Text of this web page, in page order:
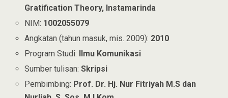
Gratification Theory, Instamarinda
NIM: 1002055079
Angkatan (tahun masuk, mis. 2009): 2010
Program Studi: Ilmu Komunikasi
Sumber tulisan:Skripsi
Pembimbing: Prof. Dr. Hj. Nur Fitriyah M.S dan